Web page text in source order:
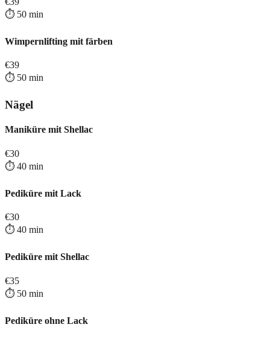
⏱️ 50 min
Wimpernlifting mit färben
€39
⏱️ 50 min
Nägel
Maniküre mit Shellac
€30
⏱️ 40 min
Pediküre mit Lack
€30
⏱️ 40 min
Pediküre mit Shellac
€35
⏱️ 50 min
Pediküre ohne Lack